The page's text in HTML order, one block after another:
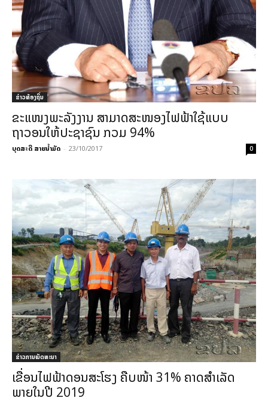
ຂ່າວທ້ອງຖິ່ນ
ຂະແໜງພະລັງງານ ສາມາດສະໜອງໄຟຟ້າໃຊ້ແບບ
ຖາວອນໃຫ້ປະຊາຊົນ ກວມ 94%
ບຸດສະດີ ສາຍນ້ຳມັດ - 23/10/2017 0
ຂ່າວການພັດທະນາ
ເຂື່ອນໄຟຟ້າດອນສະໂຮງ ຄືບໜ້າ 31% ຄາດສໍາເລັດ
ພາຍໃນປີ 2019